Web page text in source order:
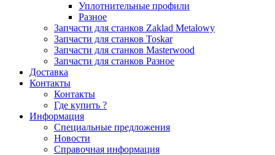
Уплотнительные профили
Разное
Запчасти для станков Zaklad Metalowy
Запчасти для станков Toskar
Запчасти для станков Masterwood
Запчасти для станков Разное
Доставка
Контакты
Контакты
Где купить ?
Информация
Специальные предложения
Новости
Справочная информация